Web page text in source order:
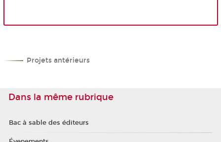
Projets antérieurs
Dans la même rubrique
Bac à sable des éditeurs